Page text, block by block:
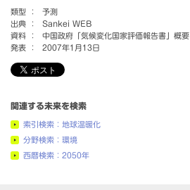
類型 ：
予測
出典 ：
Sankei WEB
資料 ：
中国政府「気候変化国家評価報告書」概要
発表 ：
2007年1月13日
関連する未来を検索
索引検索：地球温暖化
分野検索：環境
西暦検索：2050年